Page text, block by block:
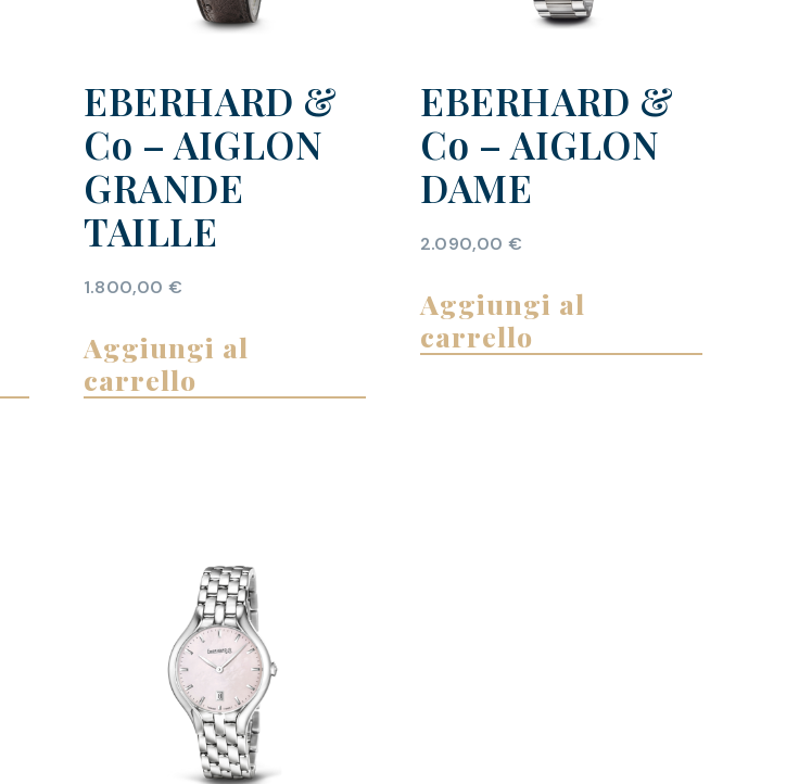
EBERHARD &
Co – AIGLON
GRANDE
TAILLE
1.800,00 €
Aggiungi al
carrello
EBERHARD &
Co – AIGLON
DAME
2.090,00 €
Aggiungi al
carrello